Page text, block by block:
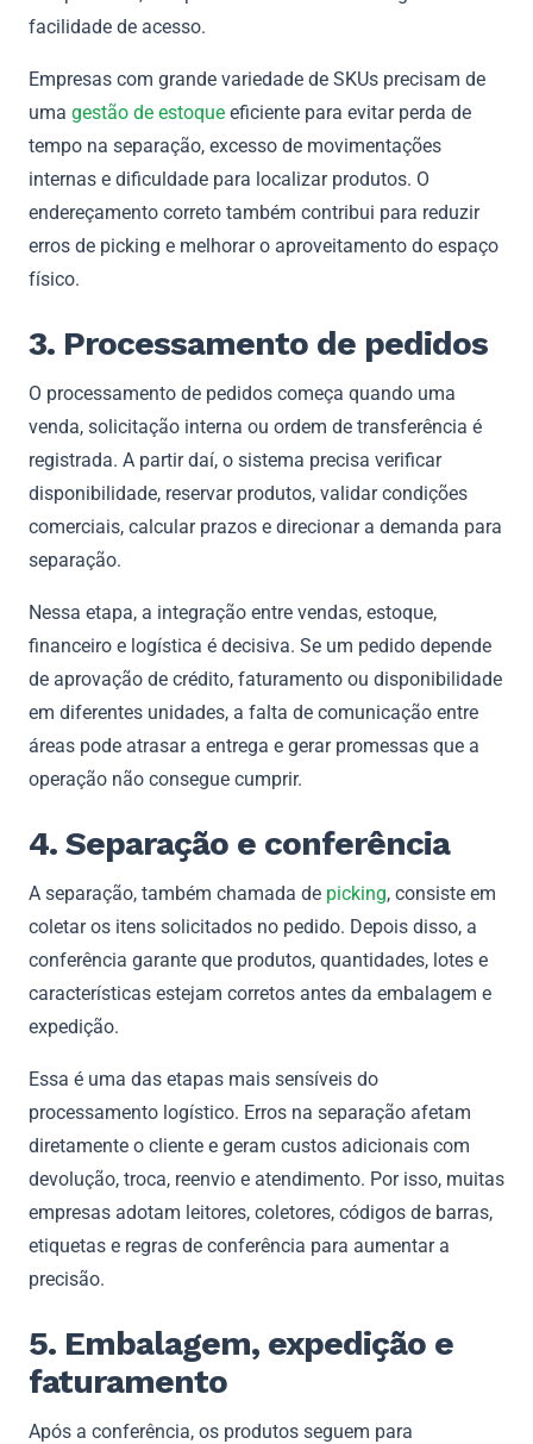
facilidade de acesso.
Empresas com grande variedade de SKUs precisam de
uma gestão de estoque eficiente para evitar perda de
tempo na separação, excesso de movimentações
internas e dificuldade para localizar produtos. O
endereçamento correto também contribui para reduzir
erros de picking e melhorar o aproveitamento do espaço
físico.
3. Processamento de pedidos
O processamento de pedidos começa quando uma
venda, solicitação interna ou ordem de transferência é
registrada. A partir daí, o sistema precisa verificar
disponibilidade, reservar produtos, validar condições
comerciais, calcular prazos e direcionar a demanda para
separação.
Nessa etapa, a integração entre vendas, estoque,
financeiro e logística é decisiva. Se um pedido depende
de aprovação de crédito, faturamento ou disponibilidade
em diferentes unidades, a falta de comunicação entre
áreas pode atrasar a entrega e gerar promessas que a
operação não consegue cumprir.
4. Separação e conferência
A separação, também chamada de picking, consiste em
coletar os itens solicitados no pedido. Depois disso, a
conferência garante que produtos, quantidades, lotes e
características estejam corretos antes da embalagem e
expedição.
Essa é uma das etapas mais sensíveis do
processamento logístico. Erros na separação afetam
diretamente o cliente e geram custos adicionais com
devolução, troca, reenvio e atendimento. Por isso, muitas
empresas adotam leitores, coletores, códigos de barras,
etiquetas e regras de conferência para aumentar a
precisão.
5. Embalagem, expedição e
faturamento
Após a conferência, os produtos seguem para